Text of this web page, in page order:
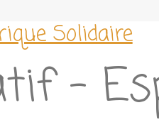
Solidaire
–